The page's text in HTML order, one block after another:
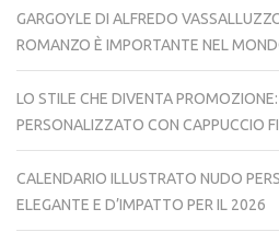
GARGOYLE DI ALFREDO
ROMANZO È IMPORTANTE NEL
LO STILE CHE DIVENTA
PERSONALIZZATO CON CAPPUCCIO
CALENDARIO ILLUSTRATO NUDO
ELEGANTE E D’IMPATTO PER IL 2026